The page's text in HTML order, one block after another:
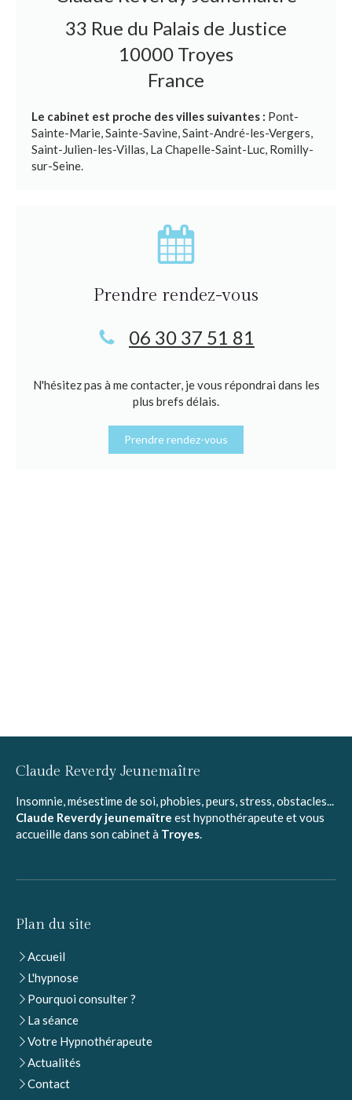
33 Rue du Palais de Justice
10000 Troyes
France
Le cabinet est proche des villes suivantes : Pont-
Sainte-Marie, Sainte-Savine, Saint-André-les-Vergers,
Saint-Julien-les-Villas, La Chapelle-Saint-Luc, Romilly-
sur-Seine.
Prendre rendez-vous
06 30 37 51 81
N'hésitez pas à me contacter, je vous répondrai dans les
plus brefs délais.
Prendre rendez-vous
Claude Reverdy Jeunemaître
Insomnie, mésestime de soi, phobies, peurs, stress, obstacles...
Claude Reverdy jeunemaître est hypnothérapeute et vous
accueille dans son cabinet à Troyes.
Plan du site
Accueil
L'hypnose
Pourquoi consulter ?
La séance
Votre Hypnothérapeute
Actualités
Contact